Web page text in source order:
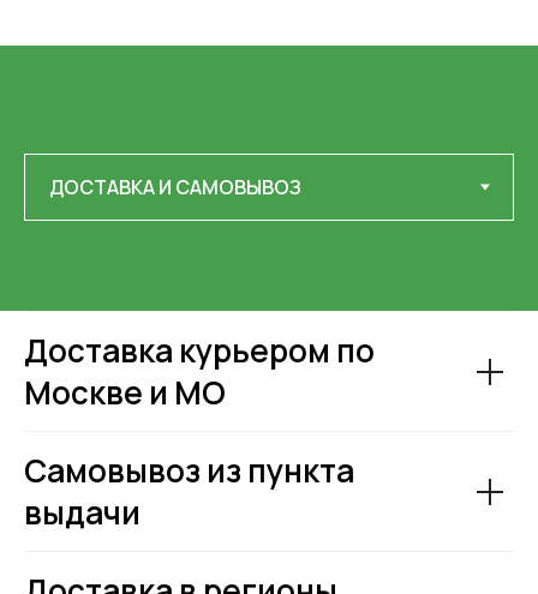
Доставка курьером по
Москве и МО
Самовывоз из пункта
выдачи